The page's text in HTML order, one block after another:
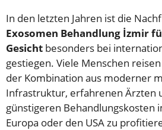
In den letzten Jahren ist die
Exosomen Behandlung İzmir
Gesicht besonders bei
gestiegen. Viele Menschen
der Kombination aus moderner
Infrastruktur, erfahrenen Ärzten
günstigeren Behandlungskosten
Europa oder den USA zu